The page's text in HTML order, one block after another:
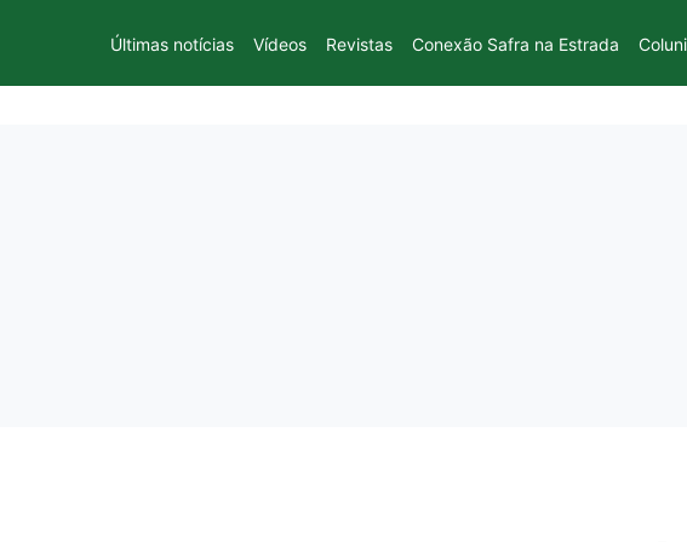
Últimas notícias Vídeos Revistas Conexão Safra na Estrada